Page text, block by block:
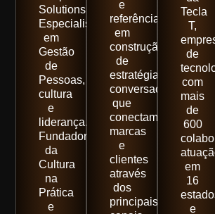
Solutions
Especialista
em
Gestão
de
Pessoas,
cultura
e
liderança.
Fundadora
da
Cultura
na
Prática
e
e
referência
em
construção
de
estratégias
conversacionais
que
conectam
marcas
e
clientes
através
dos
principais
Tecla
T,
de
com
mais
de
600
em
16
e